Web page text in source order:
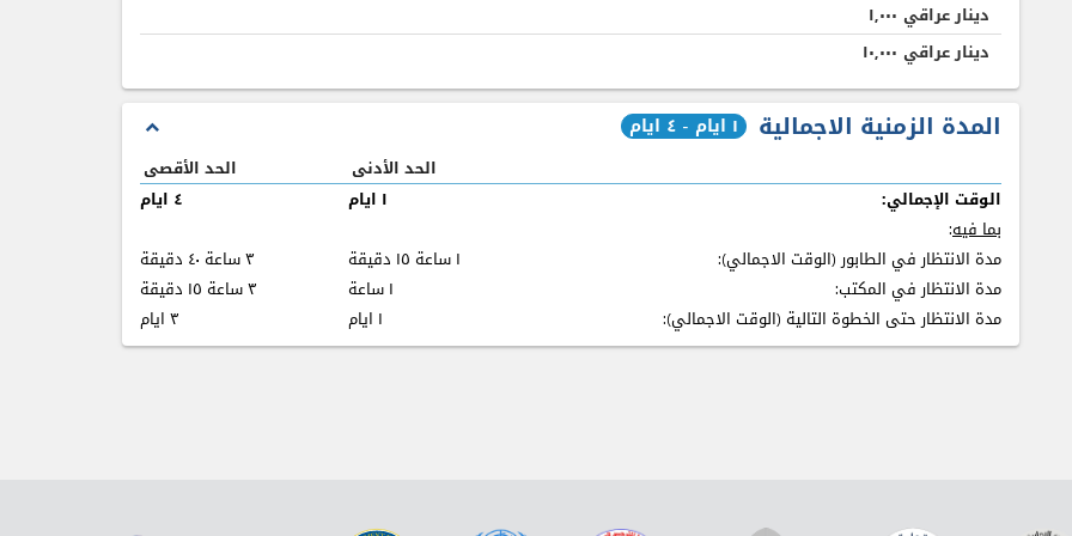
دينار عراقي ۱,٠٠٠
دينار عراقي ۱٠,٠٠٠
المدة الزمنية الاجمالية ۱ ايام - ٤ ايام expand_less
الحد الأدنى
الحد الأقصى
الوقت الإجمالي:
۱ ايام
٤ ايام
بما فيه:
مدة الانتظار في الطابور (الوقت الاجمالي):
۱ ساعة ۱٥ دقيقة
٣ ساعة ٤٠ دقيقة
مدة الانتظار في المكتب:
۱ ساعة
٣ ساعة ۱٥ دقيقة
مدة الانتظار حتى الخطوة التالية (الوقت الاجمالي):
۱ ايام ٣ ايام